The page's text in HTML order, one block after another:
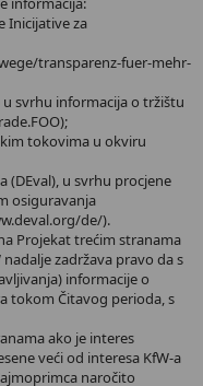
Inicijative za
transparenz-fuer-mehr-
u svrhu informacija o tržištu
tokovima u okviru
(DEval), u svrhu procjene
osiguravanja
de/).
Projekat trećim stranama
zadržava pravo da s
informacije o
tokom Čitavog perioda, s
ako je interes
veći od interesa KfW-a
naročito